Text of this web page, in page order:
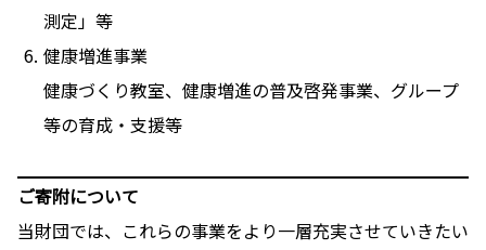
測定」等
健康増進事業
健康づくり教室、健康増進の普及啓発事業、グループ
等の育成・支援等
ご寄附について
当財団では、これらの事業をより一層充実させていきたい